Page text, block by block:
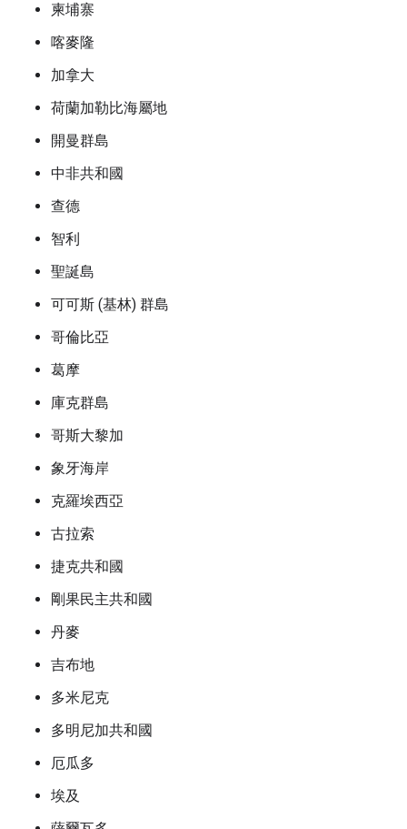
柬埔寨
喀麥隆
加拿大
荷蘭加勒比海屬地
開曼群島
中非共和國
查德
智利
聖誕島
可可斯 (基林) 群島
哥倫比亞
葛摩
庫克群島
哥斯大黎加
象牙海岸
克羅埃西亞
古拉索
捷克共和國
剛果民主共和國
丹麥
吉布地
多米尼克
多明尼加共和國
厄瓜多
埃及